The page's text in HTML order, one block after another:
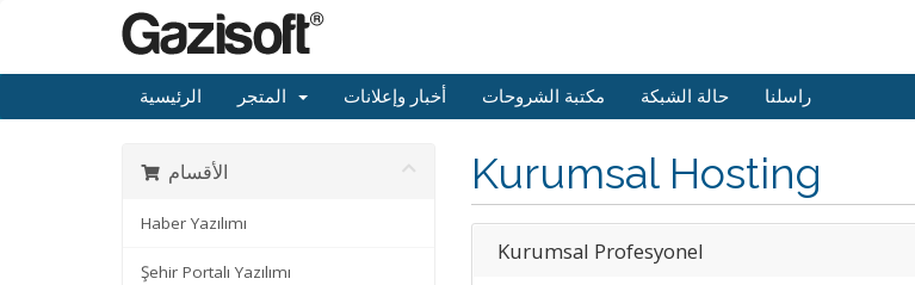
الرئيسية أخبار وإعلانات مكتبة الشروحات حالة الشبكة راسلنا
الأقسام
Haber Yazılımı
Şehir Portalı Yazılımı
Kurumsal Hosting
Kurumsal Profesyonel